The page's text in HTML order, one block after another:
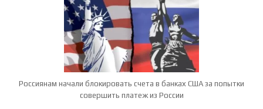
Россиянам начали блокировать счета в банках США за попытки
совершить платеж из России